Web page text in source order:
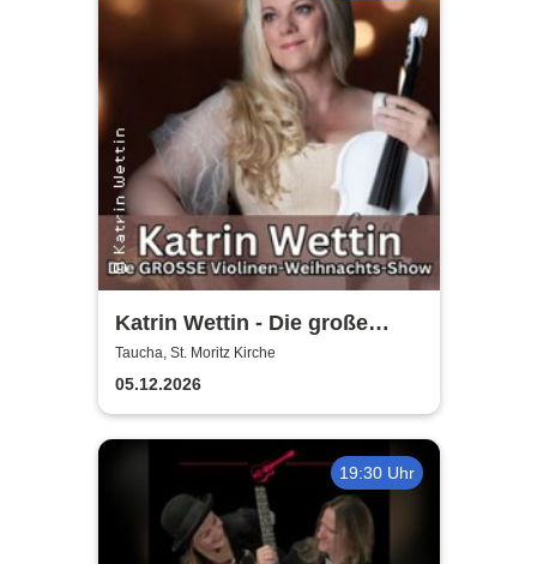
Katrin Wettin - Die große
Violinen-Weihnachts-Show
Taucha, St. Moritz Kirche
05.12.2026
19:30 Uhr